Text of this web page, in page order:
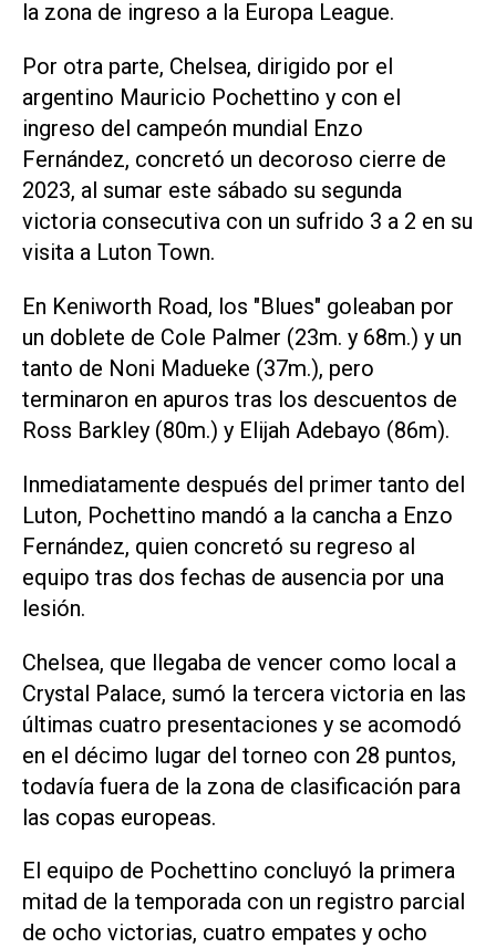
la zona de ingreso a la Europa League.
Por otra parte, Chelsea, dirigido por el
argentino Mauricio Pochettino y con el
ingreso del campeón mundial Enzo
Fernández, concretó un decoroso cierre de
2023, al sumar este sábado su segunda
victoria consecutiva con un sufrido 3 a 2 en su
visita a Luton Town.
En Keniworth Road, los "Blues" goleaban por
un doblete de Cole Palmer (23m. y 68m.) y un
tanto de Noni Madueke (37m.), pero
terminaron en apuros tras los descuentos de
Ross Barkley (80m.) y Elijah Adebayo (86m).
Inmediatamente después del primer tanto del
Luton, Pochettino mandó a la cancha a Enzo
Fernández, quien concretó su regreso al
equipo tras dos fechas de ausencia por una
lesión.
Chelsea, que llegaba de vencer como local a
Crystal Palace, sumó la tercera victoria en las
últimas cuatro presentaciones y se acomodó
en el décimo lugar del torneo con 28 puntos,
todavía fuera de la zona de clasificación para
las copas europeas.
El equipo de Pochettino concluyó la primera
mitad de la temporada con un registro parcial
de ocho victorias, cuatro empates y ocho